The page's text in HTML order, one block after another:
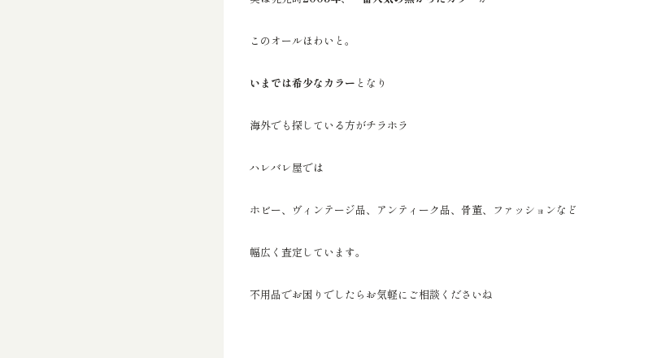
このオールほわいと。
いまでは希少なカラー となり
海外でも探している方がチラホラ
ハレバレ屋では
ホビー、ヴィンテージ品、アンティーク品、骨董、ファッションなど
幅広く査定しています。
不用品でお困りでしたらお気軽にご相談くださいね